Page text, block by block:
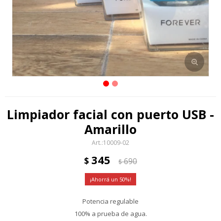
Limpiador facial con puerto USB -
Amarillo
10009-02
$ 345 $690
50
Potencia regulable
100% a prueba de agua.